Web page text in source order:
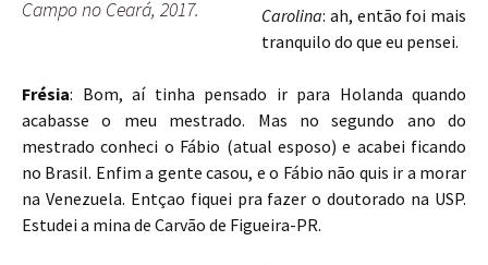
Campo no Ceará, 2017. Carolina: ah, então foi mais
tranquilo do que eu pensei.
Frésia: Bom, aí tinha pensado ir para Holanda quando
acabasse o meu mestrado. Mas no segundo ano do
mestrado conheci o Fábio (atual esposo) e acabei ficando
no Brasil. Enfim a gente casou, e o Fábio não quis ir a morar
na Venezuela. Entçao fiquei pra fazer o doutorado na USP.
Estudei a mina de Carvão de Figueira-PR.